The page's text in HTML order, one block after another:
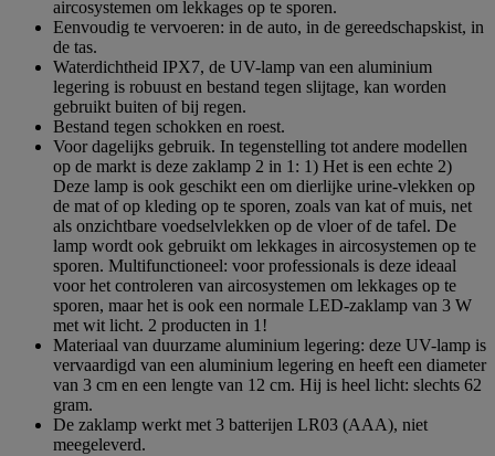
aircosystemen om lekkages op te sporen.
Eenvoudig te vervoeren: in de auto, in de gereedschapskist, in
de tas.
Waterdichtheid IPX7, de UV-lamp van een aluminium
legering is robuust en bestand tegen slijtage, kan worden
gebruikt buiten of bij regen.
Bestand tegen schokken en roest.
Voor dagelijks gebruik. In tegenstelling tot andere modellen
op de markt is deze zaklamp 2 in 1: 1) Het is een echte 2)
Deze lamp is ook geschikt een om dierlijke urine-vlekken op
de mat of op kleding op te sporen, zoals van kat of muis, net
als onzichtbare voedselvlekken op de vloer of de tafel. De
lamp wordt ook gebruikt om lekkages in aircosystemen op te
sporen. Multifunctioneel: voor professionals is deze ideaal
voor het controleren van aircosystemen om lekkages op te
sporen, maar het is ook een normale LED-zaklamp van 3 W
met wit licht. 2 producten in 1!
Materiaal van duurzame aluminium legering: deze UV-lamp is
vervaardigd van een aluminium legering en heeft een diameter
van 3 cm en een lengte van 12 cm. Hij is heel licht: slechts 62
gram.
De zaklamp werkt met 3 batterijen LR03 (AAA), niet
meegeleverd.